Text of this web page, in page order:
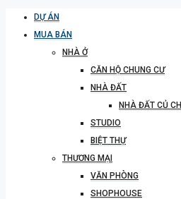
DỰ ÁN
MUA BÁN
NHÀ Ở
CĂN HỘ CHUNG CƯ
NHÀ ĐẤT
NHÀ ĐẤT CỦ CHI
STUDIO
BIỆT THỰ
THƯƠNG MẠI
VĂN PHÒNG
SHOPHOUSE